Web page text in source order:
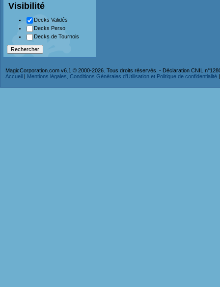
Visibilité
Decks Validés
Decks Perso
Decks de Tournois
MagicCorporation.com v6.1 © 2000-2026. Tous droits réservés. - Déclaration CNIL
Accueil | Mentions légales, Conditions Générales d'Utilisation et Politique de confidentialité